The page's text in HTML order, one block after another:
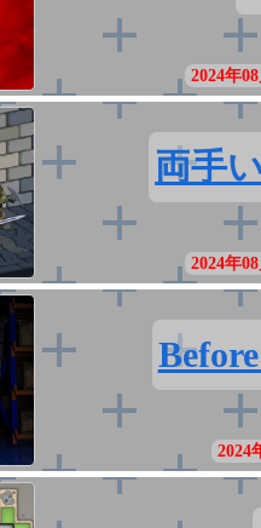
2024年
両手
2024年
2024